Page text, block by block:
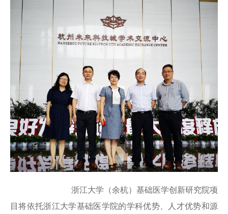
浙江大学（余杭）基础医学创新研究院项
目将依托浙江大学基础医学院的学科优势、人才优势和源